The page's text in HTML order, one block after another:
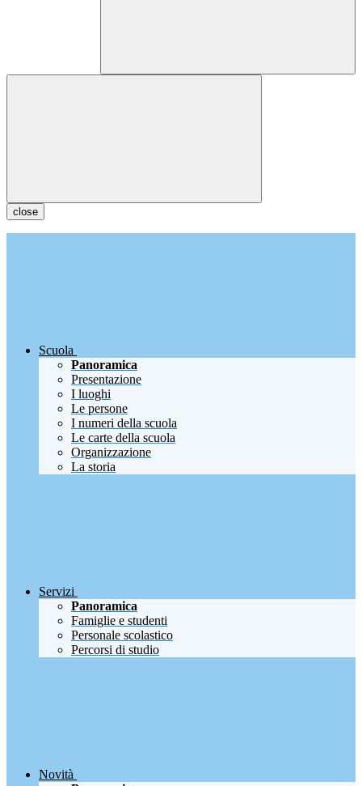
close
Scuola
Panoramica
Presentazione
I luoghi
Le persone
I numeri della scuola
Le carte della scuola
Organizzazione
La storia
Servizi
Panoramica
Famiglie e studenti
Personale scolastico
Percorsi di studio
Novità